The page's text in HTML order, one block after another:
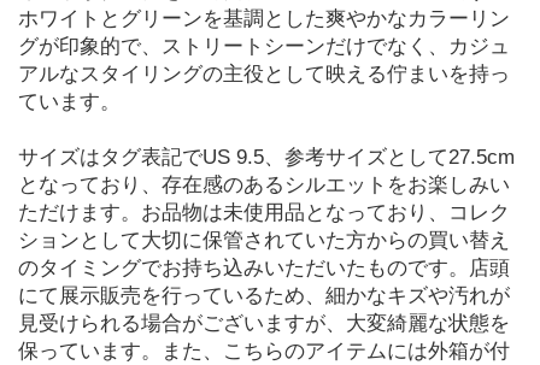
ホワイトとグリーンを基調とした爽やかなカラーリン
グが印象的で、ストリートシーンだけでなく、カジュ
アルなスタイリングの主役として映える佇まいを持っ
ています。
サイズはタグ表記でUS 9.5、参考サイズとして27.5cm
となっており、存在感のあるシルエットをお楽しみい
ただけます。お品物は未使用品となっており、コレク
ションとして大切に保管されていた方からの買い替え
のタイミングでお持ち込みいただいたものです。店頭
にて展示販売を行っているため、細かなキズや汚れが
見受けられる場合がございますが、大変綺麗な状態を
保っています。また、こちらのアイテムには外箱が付